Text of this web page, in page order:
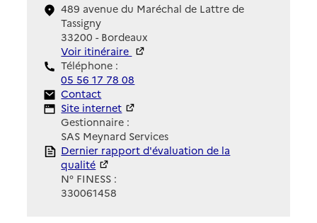
489 avenue du Maréchal de Lattre de
Tassigny
33200 - Bordeaux
Voir itinéraire
Téléphone :
05 56 17 78 08
Contact
Contact
Site Internet
Site internet
Gestionnaire :
SAS Meynard Services
Rapport HAS
Dernier rapport d'évaluation de la
qualité
N° FINESS :
330061458